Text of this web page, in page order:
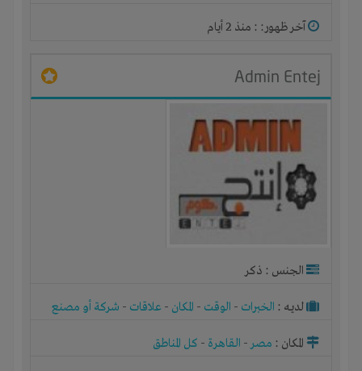
آخر ظهور: : منذ 2 أيام
Admin Entej
الجنس : ذكر
لديـه : الخبرات - الوقت - المكان - علاقات - شركة أو مصنع
المكان : مصر- القاهرة - كل المناطق